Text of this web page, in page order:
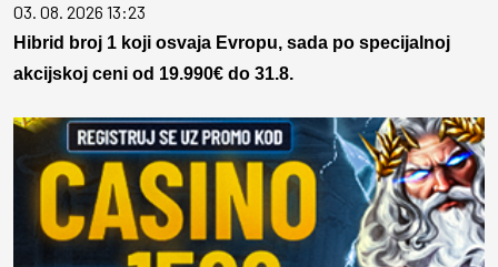
03. 08. 2026 13:23
Hibrid broj 1 koji osvaja Evropu, sada po specijalnoj
akcijskoj ceni od 19.990€ do 31.8.